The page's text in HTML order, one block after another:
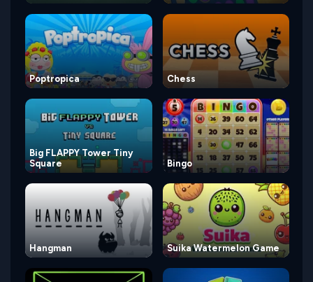
Poptropica Chess
Big FLAPPY Tower Tiny
Square
Bingo
Hangman Suika Watermelon Game